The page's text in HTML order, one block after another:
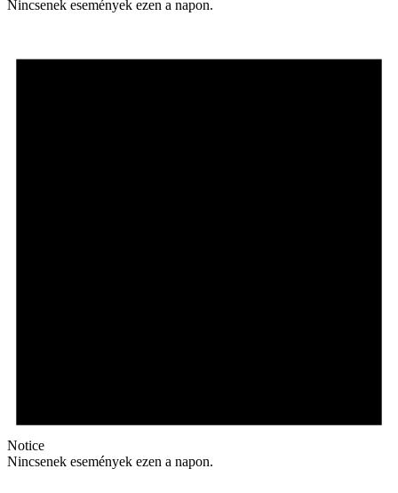
Nincsenek események ezen a napon.
Notice
Nincsenek események ezen a napon.